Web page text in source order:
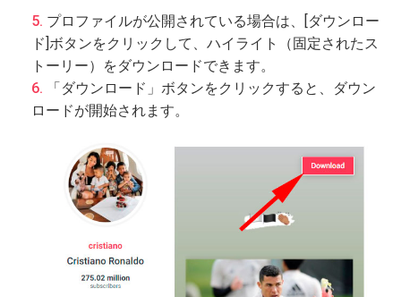
プロファイルが公開されている場合は、[ダウンロー
ド]ボタンをクリックして、ハイライト（固定されたス
トーリー）をダウンロードできます。
「ダウンロード」ボタンをクリックすると、ダウン
ロードが開始されます。